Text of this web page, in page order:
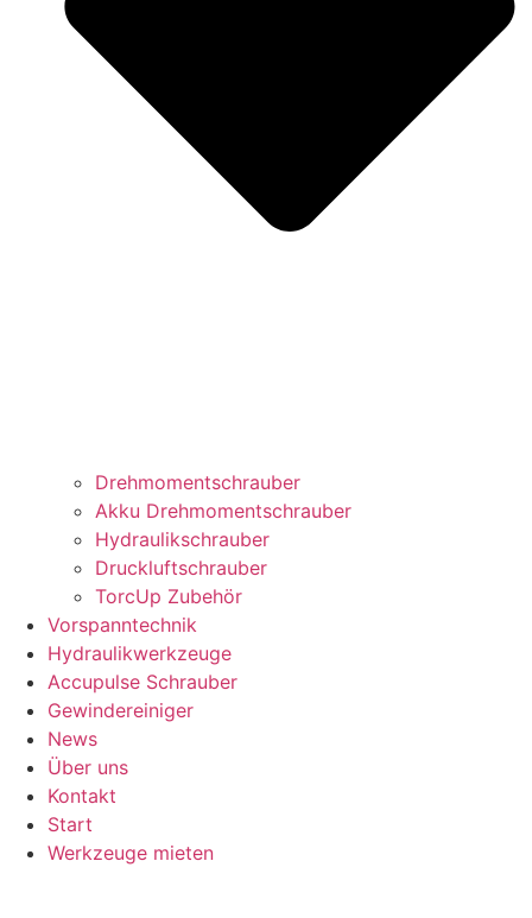
Drehmomentschrauber
Akku Drehmomentschrauber
Hydraulikschrauber
Druckluftschrauber
TorcUp Zubehör
Vorspanntechnik
Hydraulikwerkzeuge
Accupulse Schrauber
Gewindereiniger
News
Über uns
Kontakt
Start
Werkzeuge mieten